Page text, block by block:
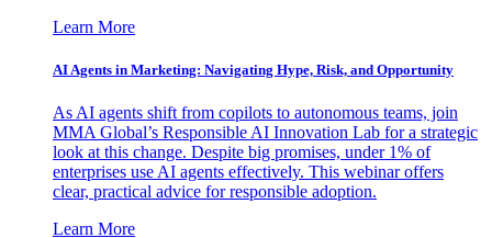
Learn More
AI Agents in Marketing: Navigating Hype, Risk, and Opportunity
As AI agents shift from copilots to autonomous teams, join
MMA Global’s Responsible AI Innovation Lab for a strategic
look at this change. Despite big promises, under 1% of
enterprises use AI agents effectively. This webinar offers
clear, practical advice for responsible adoption.
Learn More